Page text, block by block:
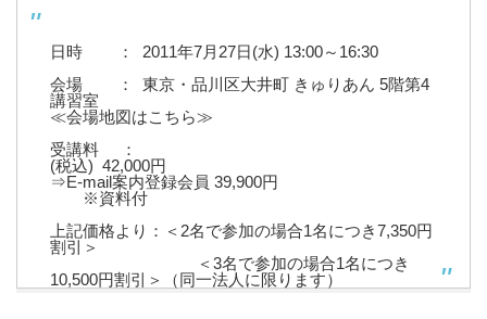
日時 ：
2011年7月27日(水) 13:00～16:30
会場 ：
東京・品川区大井町 きゅりあん 5階第4
講習室
≪会場地図はこちら≫
受講料 ：
(税込) 42,000円
⇒E-mail案内登録会員 39,900円
※資料付
上記価格より：＜2名で参加の場合1名につき7,350円
割引＞
＜3名で参加の場合1名につき
10,500円割引＞（同一法人に限ります）